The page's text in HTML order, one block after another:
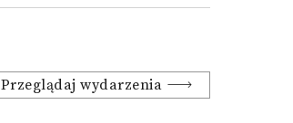
Przeglądaj wydarzenia